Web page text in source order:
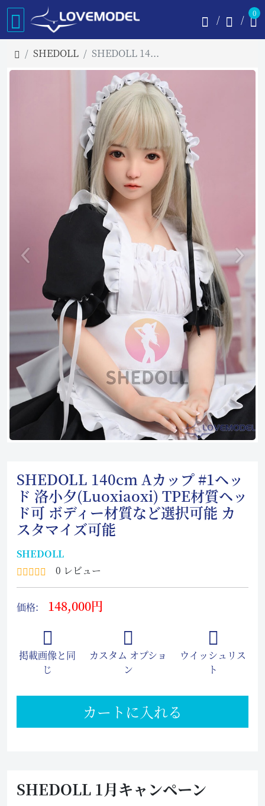
0
SHEDOLL SHEDOLL 140cm Aカップ 洛小夕 シリコンヘッド ロり系リアルラブドール
SHEDOLL 140cm Aカップ #1ヘッ
ド 洛小夕(Luoxiaoxi) TPE材質ヘッ
ド可 ボディー材質など選択可能 カ
スタマイズ可能
SHEDOLL
0 レビュー
価格: 148,000円
掲載画像と同
じ
カスタム オプショ
ン
ウイッシュリス
ト
カートに入れる
SHEDOLL 1月キャンペーン